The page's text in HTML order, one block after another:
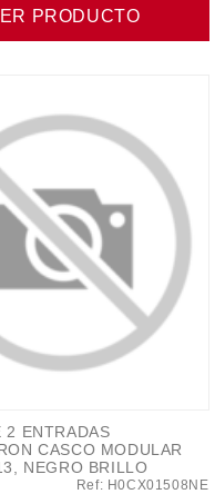
PRODUCTO
2 ENTRADAS
CASCO MODULAR
NEGRO BRILLO
Ref: H0CX01508NE